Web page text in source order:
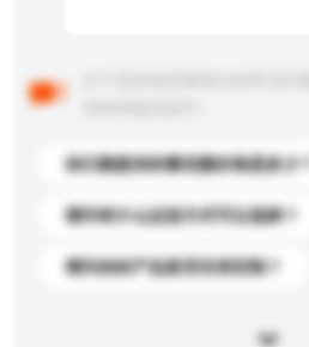
你们能提供的最优惠价格是多少？
请问有什么运送方式可以选择？
请问你的产品是否支持定制？